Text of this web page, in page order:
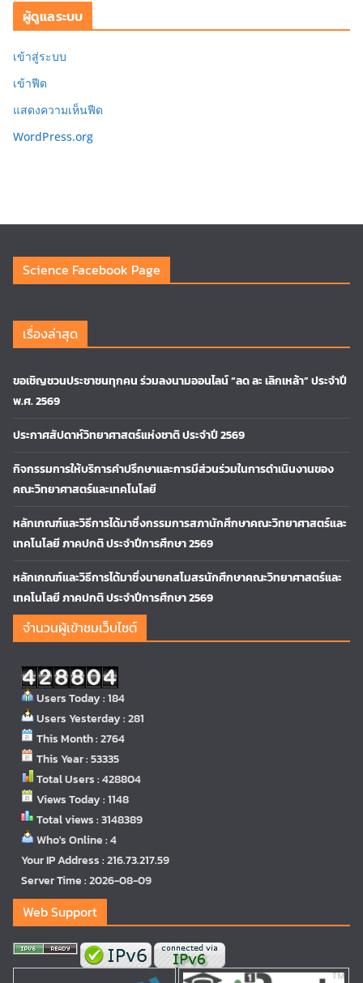
ผู้ดูแลระบบ
เข้าสู่ระบบ
เข้าฟีด
แสดงความเห็นฟีด
WordPress.org
Science Facebook Page
เรื่องล่าสุด
ขอเชิญชวนประชาชนทุกคน ร่วมลงนามออนไลน์ “ลด ละ เลิกเหล้า” ประจำปี
พ.ศ. 2569
ประกาศสัปดาห์วิทยาศาสตร์แห่งชาติ ประจำปี 2569
กิจกรรมการให้บริการคำปรึกษาและการมีส่วนร่วมในการดำเนินงานของ
คณะวิทยาศาสตร์และเทคโนโลยี
หลักเกณฑ์และวิธีการได้มาซึ่งกรรมการสภานักศึกษาคณะวิทยาศาสตร์และ
เทคโนโลยี ภาคปกติ ประจำปีการศึกษา 2569
หลักเกณฑ์และวิธีการได้มาซึ่งนายกสโมสรนักศึกษาคณะวิทยาศาสตร์และ
เทคโนโลยี ภาคปกติ ประจำปีการศึกษา 2569
จำนวนผู้เข้าชมเว็บไซต์
Users Today : 184
Users Yesterday : 281
This Month : 2764
This Year : 53335
Total Users : 428804
Views Today : 1148
Total views : 3148389
Who's Online : 4
Your IP Address : 216.73.217.59
Server Time : 2026-08-09
Web Support